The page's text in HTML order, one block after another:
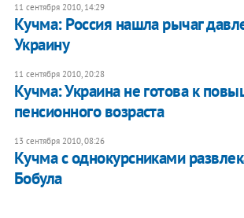
11 сентября 2010, 14:29
Кучма: Россия нашла рычаг
Украину
11 сентября 2010, 20:28
Кучма: Украина не готова к
пенсионного возраста
13 сентября 2010, 08:26
Кучма с однокурсниками
Бобула